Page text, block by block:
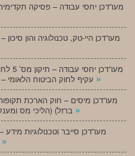
מעו”דכן יחסי עבודה – פסיקה
מעו”דכן היי-טק, טכנולוגיה והון
»
מעו”דכן מיסים – חוק הארכת
»
מעו”דכן סייבר וטכנולוגיות
»